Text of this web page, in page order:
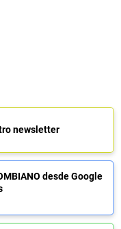
newsletter
desde Google